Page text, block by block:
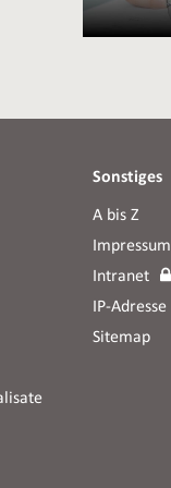
Sonstiges
A bis Z
Impressum
Intranet
IP-Adresse
Sitemap